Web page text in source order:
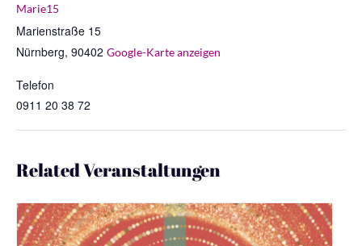
Marie15
Marienstraße 15
Nürnberg, 90402 Google-Karte anzeigen
Telefon
0911 20 38 72
Related Veranstaltungen